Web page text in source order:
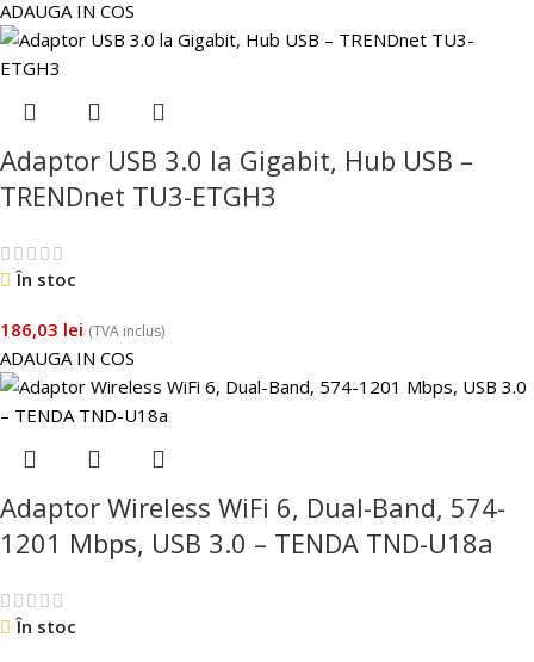
ADAUGA IN COS
Adaptor USB 3.0 la Gigabit, Hub USB –
TRENDnet TU3-ETGH3
În stoc
186,03 lei (TVA inclus)
ADAUGA IN COS
Adaptor Wireless WiFi 6, Dual-Band, 574-
1201 Mbps, USB 3.0 – TENDA TND-U18a
În stoc